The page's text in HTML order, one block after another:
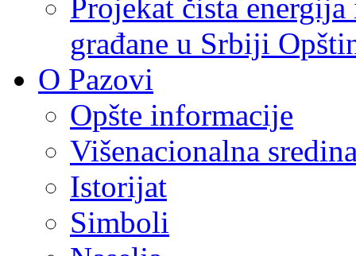
Projekat čista
građane u Srbiji
O Pazovi
Opšte informacije
Višenacionalna
Istorijat
Simboli